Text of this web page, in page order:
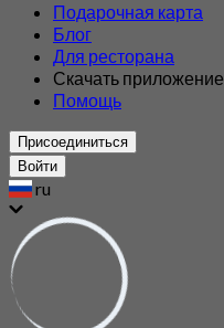
Подарочная карта
Блог
Для ресторана
Скачать приложение
Помощь
Присоединиться
Войти
ru